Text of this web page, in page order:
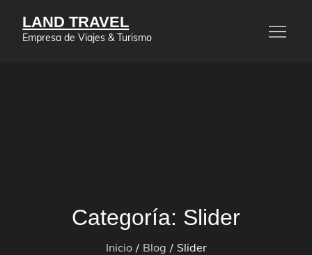
LAND TRAVEL
Empresa de Viajes & Turismo
Categoría: Slider
Inicio Blog Slider